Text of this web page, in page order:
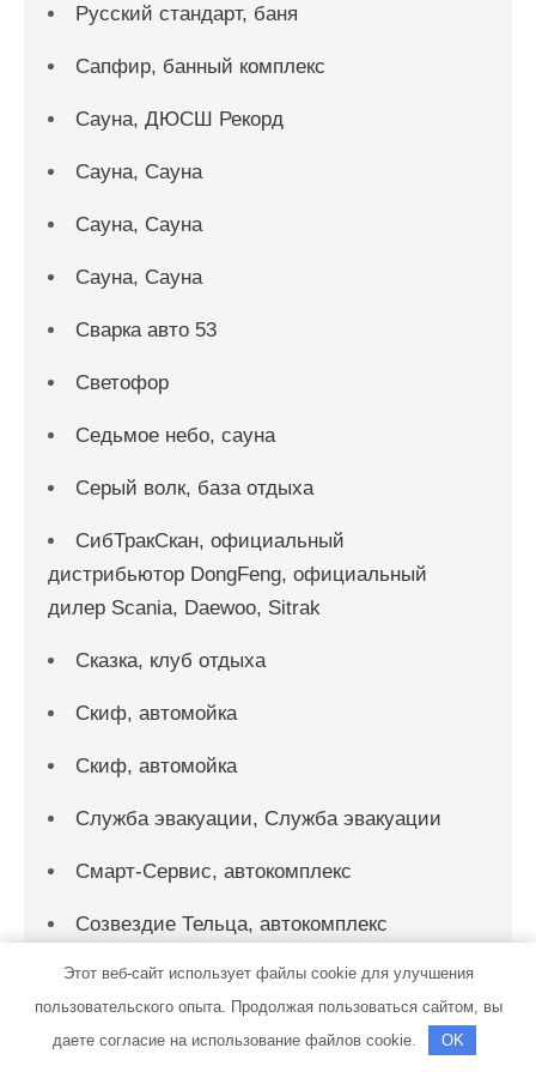
Русский стандарт, баня
Сапфир, банный комплекс
Сауна, ДЮСШ Рекорд
Сауна, Сауна
Сауна, Сауна
Сауна, Сауна
Сварка авто 53
Светофор
Седьмое небо, сауна
Серый волк, база отдыха
СибТракСкан, официальный
дистрибьютор DongFeng, официальный
дилер Scania, Daewoo, Sitrak
Сказка, клуб отдыха
Скиф, автомойка
Скиф, автомойка
Служба эвакуации, Служба эвакуации
Смарт-Сервис, автокомплекс
Созвездие Тельца, автокомплекс
СТО
Этот веб-сайт использует файлы cookie для улучшения
пользовательского опыта. Продолжая пользоваться сайтом, вы
даете согласие на использование файлов cookie.
OK